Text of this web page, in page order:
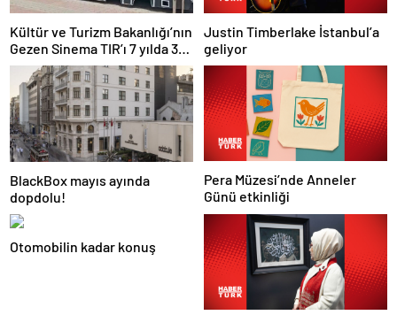
Kültür ve Turizm Bakanlığı’nın
Gezen Sinema TIR’ı 7 yılda 358
ilçeye ulaştı
Justin Timberlake İstanbul’a
geliyor
BlackBox mayıs ayında
dopdolu!
Pera Müzesi’nde Anneler
Günü etkinliği
Otomobilin kadar konuş